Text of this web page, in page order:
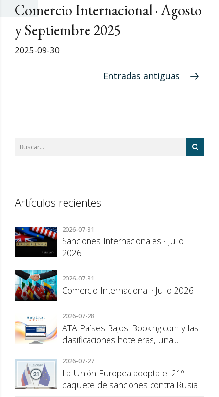
Comercio Internacional · Agosto
y Septiembre 2025
2025-09-30
Entradas antiguas
Artículos recientes
2026-07-31
Sanciones Internacionales · Julio
2026
2026-07-31
Comercio Internacional · Julio 2026
2026-07-28
ATA Países Bajos: Booking.com y las
clasificaciones hoteleras, una
consumidor
2026-07-27
La Unión Europea adopta el 21º
paquete de sanciones contra Rusia